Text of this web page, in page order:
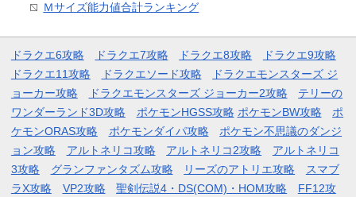
Ｍサイズ能力値合計ランキング
ドラクエ6攻略 ドラクエ7攻略 ドラクエ8攻略
ドラクエ9攻略
ドラクエ11攻略
ドラクエソード攻略
ドラクエモンスターズ ジ
ョーカー攻略
ドラクエモンスターズ ジョーカー2攻略
テリーの
ワンダーランド3D攻略
ポケモンHGSS攻略 ポケモンBW攻略
ポ
ケモンORAS攻略
ポケモンダイパ攻略
ポケモン不思議のダンジ
ョン攻略
アルトネリコ攻略 アルトネリコ2攻略
アルトネリコ
3攻略
グランファンタズム攻略 リーズのアトリエ攻略
スマブ
ラX攻略
VP2攻略 聖剣伝説4・DS(COM)・HOM攻略
FF12攻